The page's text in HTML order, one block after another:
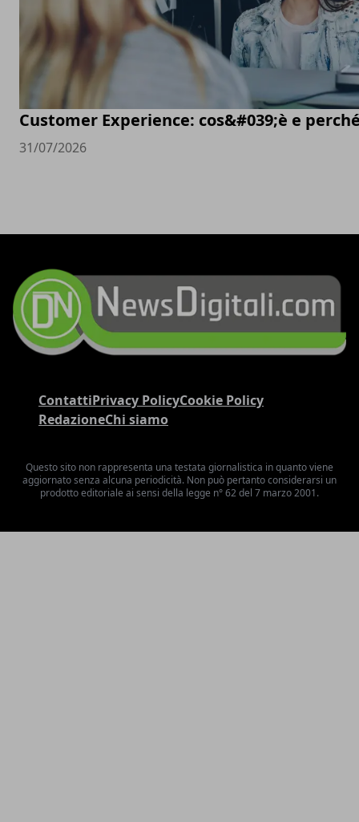
Customer Experience: cos&#039;è e
31/07/2026
ContattiPrivacy PolicyCookie Policy
RedazioneChi siamo
Questo sito non rappresenta una testata giornalistica in quanto viene
aggiornato senza alcuna periodicità. Non può pertanto considerarsi un
prodotto editoriale ai sensi della legge n° 62 del 7 marzo 2001.